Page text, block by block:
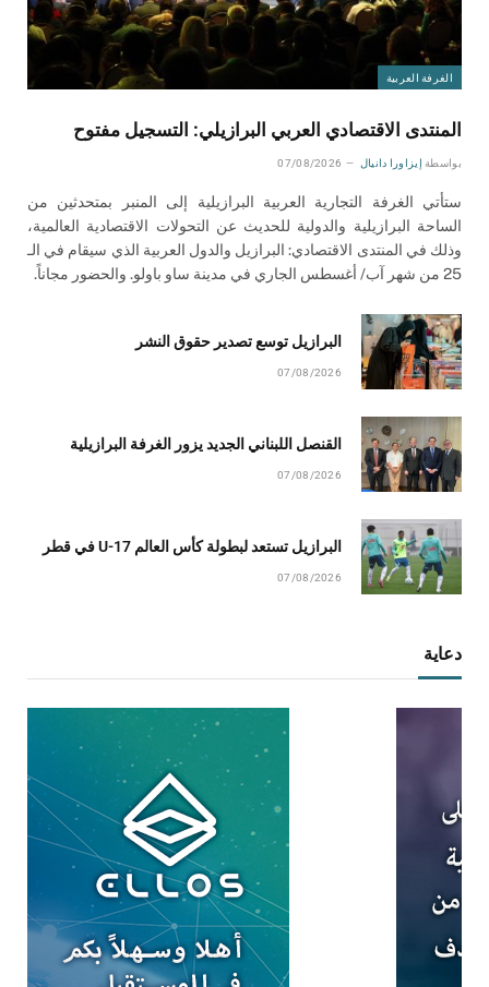
الغرفة العربية
المنتدى الاقتصادي العربي البرازيلي: التسجيل مفتوح
بواسطة إيزاورا دانيال 07/08/2026
ستأتي الغرفة التجارية العربية البرازيلية إلى المنبر بمتحدثين من
الساحة البرازيلية والدولية للحديث عن التحولات الاقتصادية العالمية،
وذلك في المنتدى الاقتصادي: البرازيل والدول العربية الذي سيقام في الـ
25 من شهر آب/ أغسطس الجاري في مدينة ساو باولو. والحضور مجاناً.
البرازيل توسع تصدير حقوق النشر
07/08/2026
القنصل اللبناني الجديد يزور الغرفة البرازيلية
07/08/2026
البرازيل تستعد لبطولة كأس العالم U-17 في قطر
07/08/2026
دعاية